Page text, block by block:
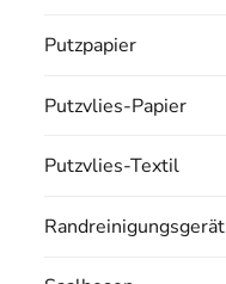
Putzpapier
Putzvlies-Papier
Putzvlies-Textil
Randreinigungsgerät